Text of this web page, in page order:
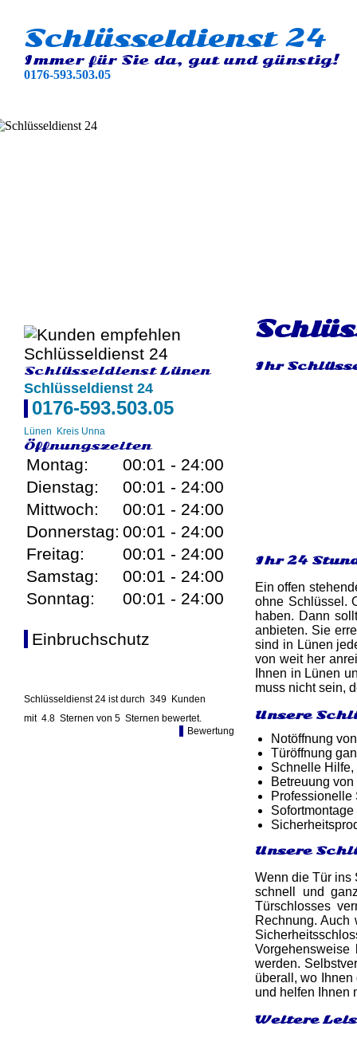
Schlüsseldienst 24
Immer für Sie da, gut und günstig!
0176-593.503.05
Schlüsseldienst Lünen
Schlüsseldienst 24
0176-593.503.05
Lünen Kreis Unna
Öffnungszeiten
Montag:
00:01 - 24:00
Dienstag:
00:01 - 24:00
Mittwoch:
00:01 - 24:00
Donnerstag: 00:01 - 24:00
Freitag:
00:01 - 24:00
Samstag:
00:01 - 24:00
Sonntag:
00:01 - 24:00
Einbruchschutz
Schlüsseldienst 24 ist durch 349 Kunden
mit 4.8 Sternen von 5 Sternen bewertet.
Bewertung
Ihr
Ihr 24
Ein offen
ohne Schlüssel.
haben. Dann
anbieten. Sie
sind in Lünen
von weit her
Ihnen in Lünen
muss nicht sein,
Unsere
Notöffnung
Türöffnung
Schnelle Hilfe,
Betreuung
Professionelle
Unsere
Wenn die Tür ins
schnell und
Türschlosses
Rechnung.
werden.
überall, wo
und helfen Ihnen
Weitere